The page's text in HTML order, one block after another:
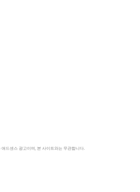
드센스 광고이며, 본 사이트와는 무관합니다.